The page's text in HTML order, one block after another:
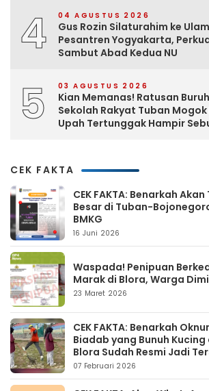
4 04 AGUSTUS 2026
Gus Rozin Silaturahim ke
Pesantren Yogyakarta,
Sambut Abad Kedua NU
5 03 AGUSTUS 2026
Kian Memanas! Ratusan
Sekolah Rakyat Tuban
Upah Tertunggak Hampir
CEK FAKTA
CEK FAKTA: Benarkah
Besar di Tuban-
BMKG
16 Juni 2026
Waspada! Penipuan
Marak di Blora, Warga
23 Maret 2026
CEK FAKTA: Benarkah
Biadab yang Bunuh
Blora Sudah Resmi Jadi
07 Februari 2026